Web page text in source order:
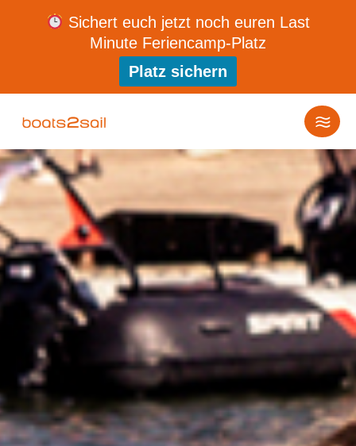
Sichert euch jetzt noch euren Last
Minute Feriencamp-Platz
Platz sichern